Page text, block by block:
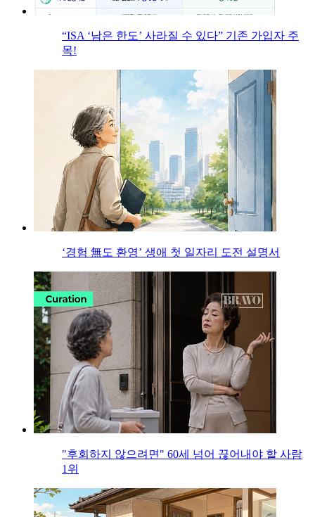
“ISA ‘남은 한도’ 사라질 수 있다” 기존 가입자 주
목!
‘경험 無도 환영’ 생애 첫 일자리 도전 설명서
"후회하지 않으려면" 60세 넘어 끊어내야 할 사람
1위